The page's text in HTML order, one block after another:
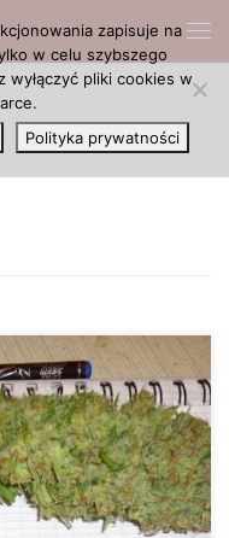
duzy, dlatego uprawa
traktuje tylko handel
posiadanie. Palenie
legalne, jednak im
tym bardziej zmieniały
zapisuje na
w celu szybszego
pliki cookies w
Polityka prywatności